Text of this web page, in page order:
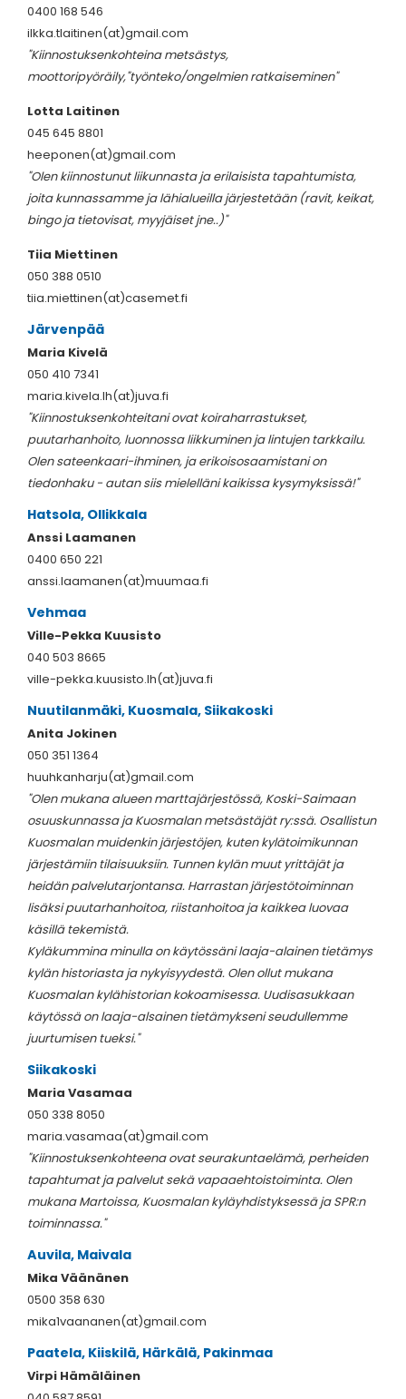
0400 168 546
ilkka.tlaitinen(at)gmail.com
"Kiinnostuksenkohteina metsästys,
moottoripyöräily,"työnteko/ongelmien ratkaiseminen"
Lotta Laitinen
045 645 8801
heeponen(at)gmail.com
"Olen kiinnostunut liikunnasta ja erilaisista tapahtumista,
joita kunnassamme ja lähialueilla järjestetään (ravit, keikat,
bingo ja tietovisat, myyjäiset jne..)"
Tiia Miettinen
050 388 0510
tiia.miettinen(at)casemet.fi
Järvenpää
Maria Kivelä
050 410 7341
maria.kivela.lh(at)juva.fi
"Kiinnostuksenkohteitani ovat koiraharrastukset,
puutarhanhoito, luonnossa liikkuminen ja lintujen tarkkailu.
Olen sateenkaari-ihminen, ja erikoisosaamistani on
tiedonhaku - autan siis mielelläni kaikissa kysymyksissä!"
Hatsola, Ollikkala
Anssi Laamanen
0400 650 221
anssi.laamanen(at)muumaa.fi
Vehmaa
Ville-Pekka Kuusisto
040 503 8665
ville-pekka.kuusisto.lh(at)juva.fi
Nuutilanmäki, Kuosmala, Siikakoski
Anita Jokinen
050 351 1364
huuhkanharju(at)gmail.com
"Olen mukana alueen marttajärjestössä, Koski-Saimaan
osuuskunnassa ja Kuosmalan metsästäjät ry:ssä. Osallistun
Kuosmalan muidenkin järjestöjen, kuten kylätoimikunnan
järjestämiin tilaisuuksiin. Tunnen kylän muut yrittäjät ja
heidän palvelutarjontansa. Harrastan järjestötoiminnan
lisäksi puutarhanhoitoa, riistanhoitoa ja kaikkea luovaa
käsillä tekemistä.
Kyläkummina minulla on käytössäni laaja-alainen tietämys
kylän historiasta ja nykyisyydestä. Olen ollut mukana
Kuosmalan kylähistorian kokoamisessa. Uudisasukkaan
käytössä on laaja-alsainen tietämykseni seudullemme
juurtumisen tueksi."
Siikakoski
Maria Vasamaa
050 338 8050
maria.vasamaa(at)gmail.com
"Kiinnostuksenkohteena ovat seurakuntaelämä, perheiden
tapahtumat ja palvelut sekä vapaaehtoistoiminta. Olen
mukana Martoissa, Kuosmalan kyläyhdistyksessä ja SPR:n
toiminnassa."
Auvila, Maivala
Mika Väänänen
0500 358 630
mika1vaananen(at)gmail.com
Paatela, Kiiskilä, Härkälä, Pakinmaa
Virpi Hämäläinen